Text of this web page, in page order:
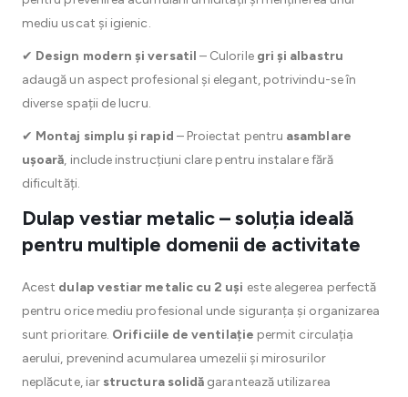
mediu uscat și igienic.
✔ Design modern și versatil – Culorile gri și albastru
adaugă un aspect profesional și elegant, potrivindu-se în
diverse spații de lucru.
✔ Montaj simplu și rapid – Proiectat pentru asamblare
ușoară, include instrucțiuni clare pentru instalare fără
dificultăți.
Dulap vestiar metalic – soluția ideală
pentru multiple domenii de activitate
Acest dulap vestiar metalic cu 2 uși este alegerea perfectă
pentru orice mediu profesional unde siguranța și organizarea
sunt prioritare. Orificiile de ventilație permit circulația
aerului, prevenind acumularea umezelii și mirosurilor
neplăcute, iar structura solidă garantează utilizarea